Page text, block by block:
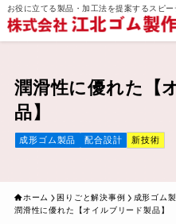
お役に立てる製品・加工法を提案するスピ
潤滑性に優れた【
品】
成形ゴム製品 配合設計 新技術
ホーム 困りごと解決事例
成形ゴム
潤滑性に優れた【オイルブリード製品】